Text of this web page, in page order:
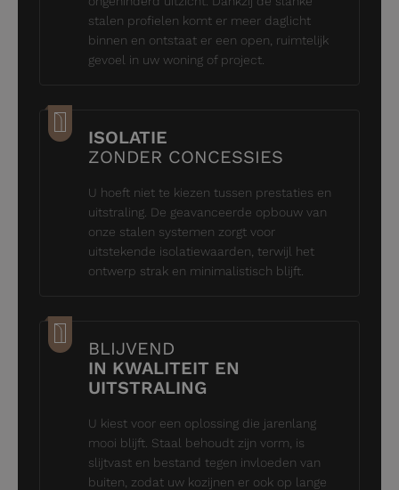
stalen profielen komt er meer daglicht
binnen en ontstaat er een open, ruimtelijk
gevoel in uw woning of project.
ISOLATIE
ZONDER CONCESSIES
U hoeft niet te kiezen tussen prestaties en
uitstraling. De geavanceerde opbouw van
onze stalen systemen zorgt voor
uitstekende isolatiewaarden, terwijl het
ontwerp strak en minimalistisch blijft.
BLIJVEND
IN KWALITEIT EN
UITSTRALING
U kiest voor een oplossing die jarenlang
mooi blijft. Staal behoudt zijn vorm, is
slijtvast en bestand tegen invloeden van
buiten, zodat uw kozijnen er ook op lange